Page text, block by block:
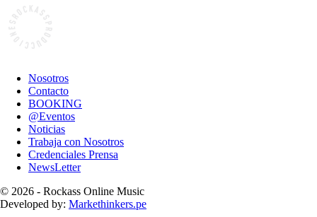
Nosotros
Contacto
BOOKING
@Eventos
Noticias
Trabaja con Nosotros
Credenciales Prensa
NewsLetter
© 2026 - Rockass Online Music
Developed by: Markethinkers.pe